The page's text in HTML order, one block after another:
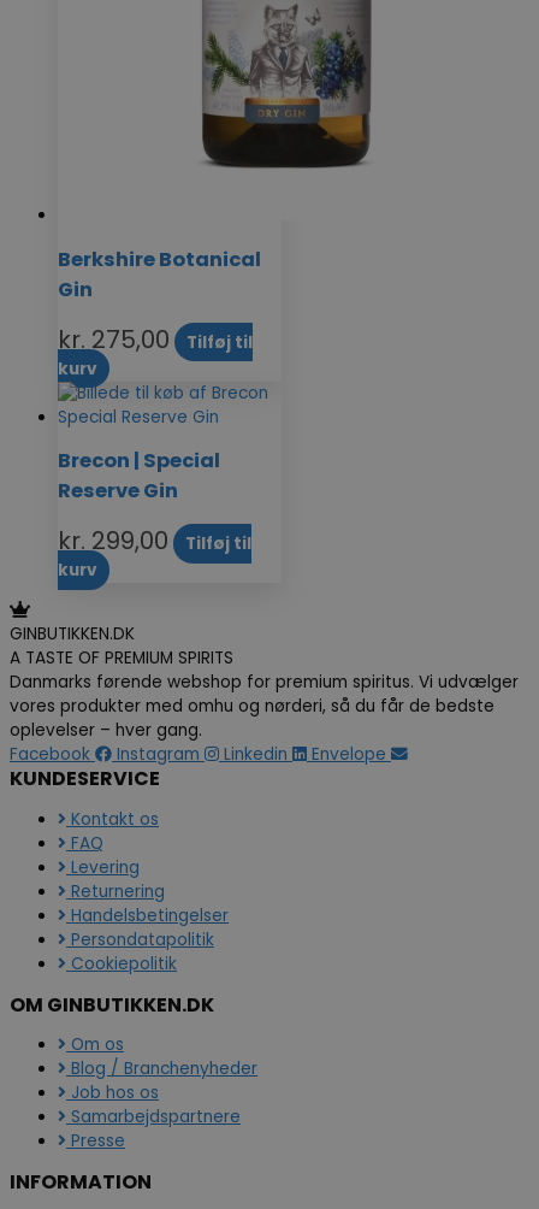
Berkshire Botanical
Gin
kr. 275,00
Tilføj til
kurv
Brecon | Special
Reserve Gin
kr. 299,00
Tilføj til
kurv
GINBUTIKKEN.DK
A TASTE OF PREMIUM SPIRITS
Danmarks førende webshop for premium spiritus. Vi udvælger
vores produkter med omhu og nørderi, så du får de bedste
oplevelser – hver gang.
Facebook
Instagram Linkedin Envelope
KUNDESERVICE
Kontakt os
FAQ
Levering
Returnering
Handelsbetingelser
Persondatapolitik
Cookiepolitik
OM GINBUTIKKEN.DK
Om os
Blog / Branchenyheder
Job hos os
Samarbejdspartnere
Presse
INFORMATION